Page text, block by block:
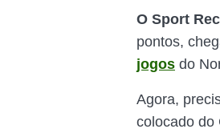
O Sport
pontos,
jogos do
Agora,
colocado do